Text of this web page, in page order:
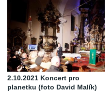
2.10.2021 Koncert pro
planetku (foto David Malík)